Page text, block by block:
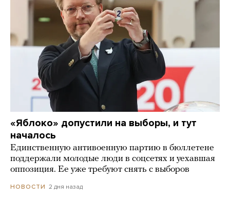
«Яблоко» допустили на выборы, и тут
началось
Единственную антивоенную партию в бюллетене
поддержали молодые люди в соцсетях и уехавшая
оппозиция. Ее уже требуют снять с выборов
НОВОСТИ 2 дня назад